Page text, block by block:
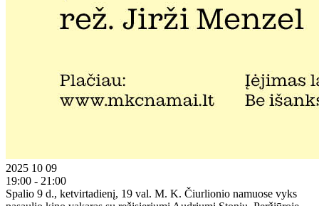
2025 10 09
19:00 - 21:00
Spalio 9 d., ketvirtadienį, 19 val. M. K. Čiurlionio namuose vyks